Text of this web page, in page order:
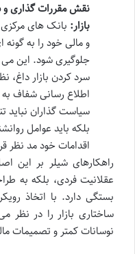
نقش مقررات گذاری
بازار: بانک های مرکزی
و مالی خود را به
جلوگیری شود. این می
سرد کردن بازار داغ،
اطلاع رسانی شفاف
سیاست گذاران نباید
بلکه باید عوامل
اقدامات خود مد نظر
راهکارهای شیلر بر این
عقلانیت فردی، بلکه به
بستگی دارد. با اتخاذ
ساختاری بازار را در نظر
نوسانات کمتر و تصمیمات